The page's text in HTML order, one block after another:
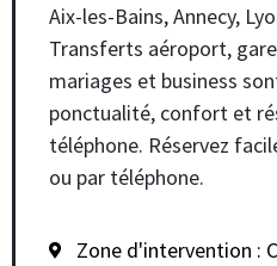
Aix-les-Bains, Annecy,
Transferts aéroport,
mariages et business
ponctualité, confort et
téléphone. Réservez
ou par téléphone.
Zone d'intervention :